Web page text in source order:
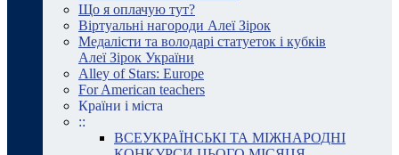
Що я оплачую тут?
Віртуальні нагороди Алеї Зірок
Медалісти та володарі статуеток і кубків
Алеї Зірок України
Alley of Stars: Europe
For American teachers
Країни і міста
::
ВСЕУКРАЇНСЬКІ ТА МІЖНАРОДНІ